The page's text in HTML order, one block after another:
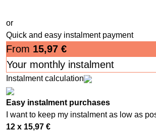
or
Quick and easy instalment payment
From 15,97 €
Your monthly instalment
Instalment calculation
Easy instalment purchases
I want to keep my instalment as low as
12 x 15,97 €